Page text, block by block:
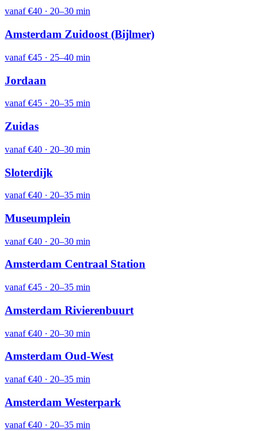
vanaf€40 · 20–30 min
Amsterdam Zuidoost (Bijlmer)
vanaf€45 · 25–40 min
Jordaan
vanaf€45 · 20–35 min
Zuidas
vanaf€40 · 20–30 min
Sloterdijk
vanaf€40 · 20–35 min
Museumplein
vanaf€40 · 20–30 min
Amsterdam Centraal Station
vanaf€45 · 20–35 min
Amsterdam Rivierenbuurt
vanaf€40 · 20–30 min
Amsterdam Oud-West
vanaf€40 · 20–35 min
Amsterdam Westerpark
vanaf€40 · 20–35 min